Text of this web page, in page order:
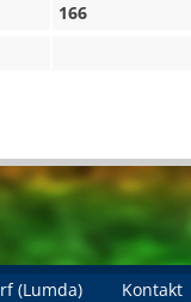
166
(Lumda) Kontakt